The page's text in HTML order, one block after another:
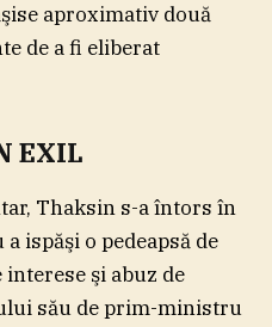
aproximativ două
de a fi eliberat
EXIL
Thaksin s-a întors în
ispăşi o pedeapsă de
şi abuz de
său de prim-ministru